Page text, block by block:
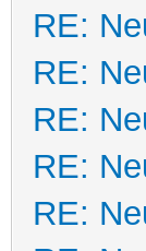
RE:
RE:
RE:
RE:
RE: